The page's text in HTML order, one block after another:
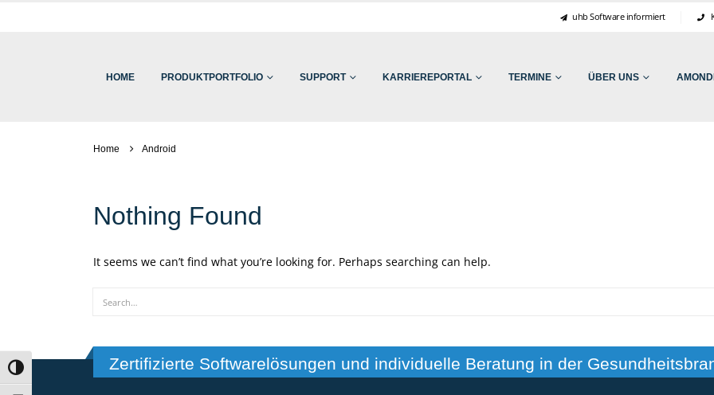
Umschalten auf hohe Kontraste
uhb Software informiert
HOME PRODUKTPORTFOLIO SUPPORT KARRIEREPORTAL TERMINE ÜBER UNS
Home Android
Nothing Found
It seems we can’t find what you’re looking for. Perhaps searching can help.
Search
Zertifizierte Softwarelösungen und individuelle Beratung in der